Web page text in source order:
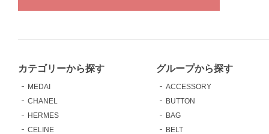
カテゴリーから探す
MEDAI
CHANEL
HERMES
CELINE
グループから探す
ACCESSORY
BUTTON
BAG
BELT